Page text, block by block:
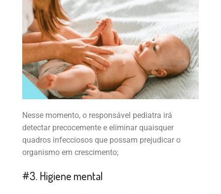
Nesse momento, o responsável pediatra irá
detectar precocemente e eliminar quaisquer
quadros infecciosos que possam prejudicar o
organismo em crescimento;
#3. Higiene mental